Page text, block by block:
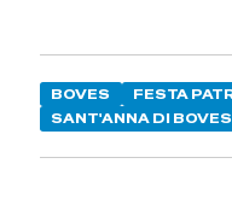
BOVES
FESTA
SANT'ANNA DI BOVES